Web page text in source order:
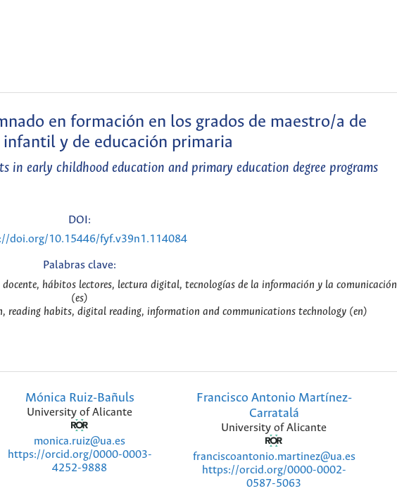
en formación en los grados de maestro/a de
infantil y de educación primaria
in early childhood education and primary education degree programs
DOI:
doi.org/10.15446/fyf.v39n1.114084
Palabras clave:
hábitos lectores, lectura digital, tecnologías de la información y la comunicación
(es)
reading habits, digital reading, information and communications technology (en)
Mónica Ruiz-Bañuls
University of Alicante
monica.ruiz@ua.es
https://orcid.org/0000-0003-
4252-9888
Francisco Antonio Martínez-
Carratalá
University of Alicante
franciscoantonio.martinez@ua.es
https://orcid.org/0000-0002-
0587-5063